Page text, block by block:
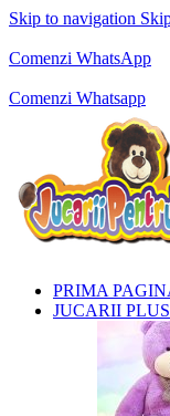
Skip to navigation
Comenzi WhatsApp
Comenzi Whatsapp
PRIMA
JUCARII PLUS